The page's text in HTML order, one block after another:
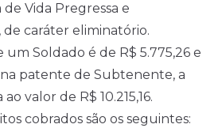
de Vida Pregressa e
de caráter eliminatório.
um Soldado é de R$ 5.775,26 e
patente de Subtenente, a
valor de R$ 10.215,16.
cobrados são os seguintes: